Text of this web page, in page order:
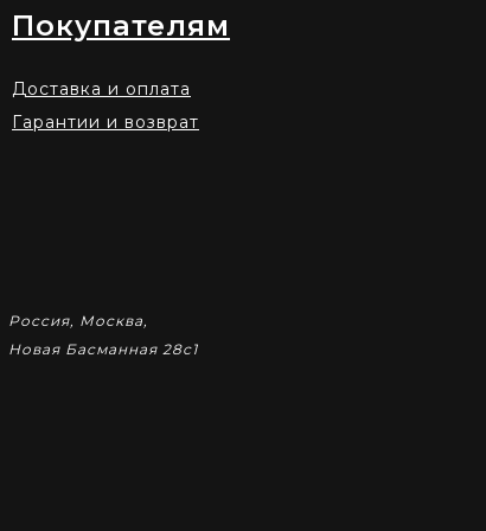
Доставка и оплата
Гарантии и возврат
Покупателям
Россия, Москва,
Новая Басманная 28с1